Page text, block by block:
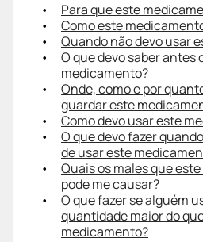
Para que este
Como este
Quando não devo usar
O que devo saber antes
medicamento?
Onde, como e por
guardar este
Como devo usar este
O que devo fazer
de usar este
Quais os males que
pode me causar?
O que fazer se alguém
quantidade maior do
medicamento?